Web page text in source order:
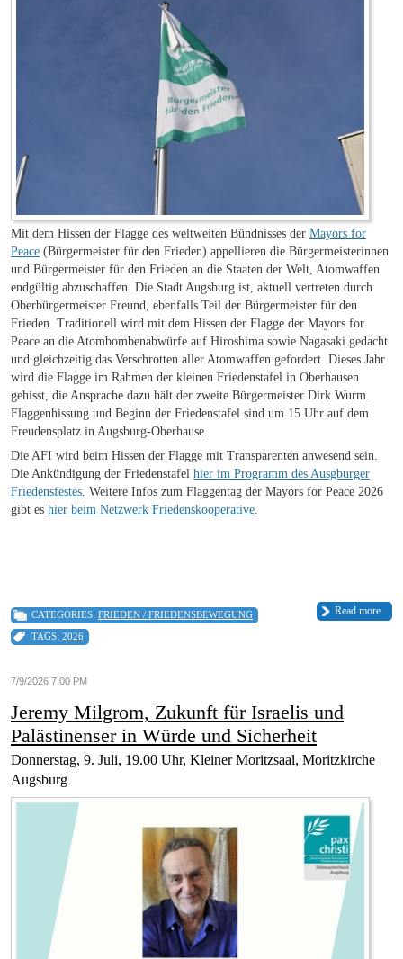
Mit dem Hissen der Flagge des weltweiten Bündnisses der Mayors for
Peace (Bürgermeister für den Frieden) appellieren die Bürgermeisterinnen
und Bürgermeister für den Frieden an die Staaten der Welt, Atomwaffen
endgültig abzuschaffen. Die Stadt Augsburg ist, aktuell vertreten durch
Oberbürgermeister Freund, ebenfalls Teil der Bürgermeister für den
Frieden. Traditionell wird mit dem Hissen der Flagge der Mayors for
Peace an die Atombombenabwürfe auf Hiroshima sowie Nagasaki gedacht
und gleichzeitig das Verschrotten aller Atomwaffen gefordert. Dieses Jahr
wird die Flagge im Rahmen der kleinen Friedenstafel in Oberhausen
gehisst, die Ansprache dazu hält der zweite Bürgermeister Dirk Wurm.
Flaggenhissung und Beginn der Friedenstafel sind um 15 Uhr auf dem
Freudensplatz in Augsburg-Oberhause.
Die AFI wird beim Hissen der Flagge mit Transparenten anwesend sein.
Die Ankündigung der Friedenstafel hier im Programm des Ausgburger
Friedensfestes. Weitere Infos zum Flaggentag der Mayors for Peace 2026
gibt es hier beim Netzwerk Friedenskooperative.
Read more
CATEGORIES: FRIEDEN / FRIEDENSBEWEGUNG
TAGS: 2026
7/9/2026 7:00 PM
Jeremy Milgrom, Zukunft für Israelis und
Palästinenser in Würde und Sicherheit
Donnerstag, 9. Juli, 19.00 Uhr, Kleiner Moritzsaal, Moritzkirche
Augsburg